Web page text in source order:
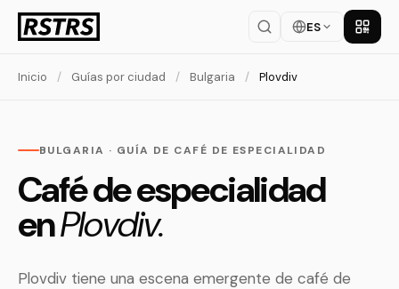
ES
Inicio / Guías por ciudad / Bulgaria / Plovdiv
BULGARIA · GUÍA DE CAFÉ DE ESPECIALIDAD
Café de especialidad
enPlovdiv.
Plovdiv tiene una escena emergente de café de